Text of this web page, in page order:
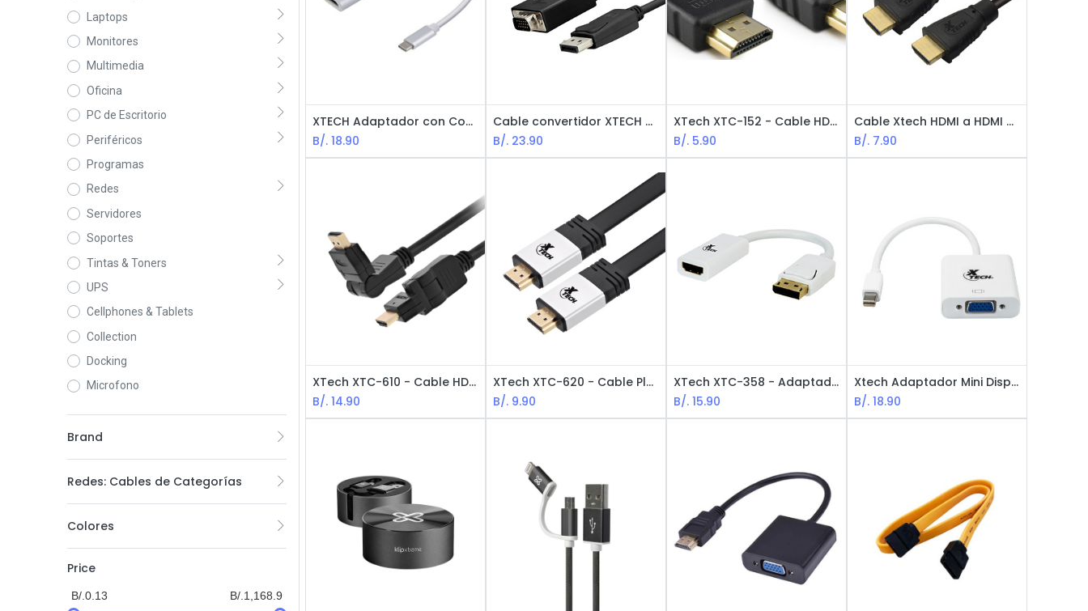
Laptops
Monitores
Multimedia
Oficina
PC de Escritorio
Periféricos
Programas
Redes
Servidores
Soportes
Tintas & Toners
UPS
Cellphones & Tablets
Collection
Docking
Microfono
Brand
Redes: Cables de Categorías
Colores
Price
B/.0.13 B/.1,168.9
XTECH Adaptador con Conector USB Tipo-C Macho a HDMI Hembra XTC-540 / Blanco
B/.18.90
Cable convertidor XTECH Displayport a VGA M - M XTC-342 / Negro
B/. 23.90
XTech XTC-152 - Cable HDMI Macho a HDMI Macho / 3m / Negro
B/. 5.90
Cable Xtech HDMI a HDMI M-M XTC-370 / 7.6m / Negro
B/. 7.90
XTech XTC-610 - Cable HDMI Macho a HDMI Macho Giratorio / M-M / 3M / Negro
B/.14.90
XTech XTC-620 - Cable Plano HDMI Macho a HDMI Macho / M-M / 3m / Negro
B/. 9.90
XTech XTC-358 - Adaptador DisplayPort a HDMI Hembra / M-H / Blanco
B/.15.90
Xtech Adaptador Mini Displayport a VGA M-H XTC-340 / Blanco
B/.18.90